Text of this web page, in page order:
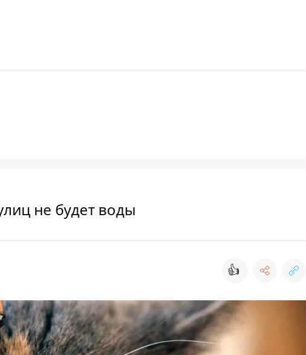
не будет воды
👍